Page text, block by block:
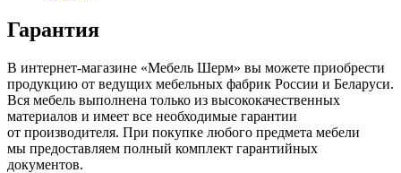
Гарантия
В интернет-магазине «Мебель Шерм» вы можете приобрести
продукцию от ведущих мебельных фабрик России и Беларуси.
Вся мебель выполнена только из высококачественных
материалов и имеет все необходимые гарантии
от производителя. При покупке любого предмета мебели
мы предоставляем полный комплект гарантийных
документов.